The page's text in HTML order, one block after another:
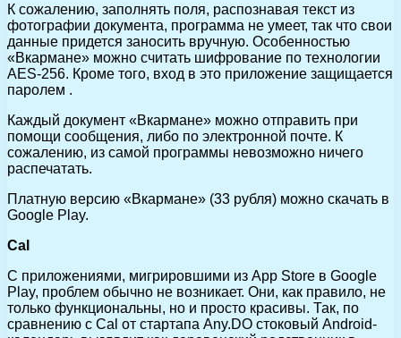
К сожалению, заполнять поля, распознавая текст из
фотографии документа, программа не умеет, так что свои
данные придется заносить вручную. Особенностью
«Вкармане» можно считать шифрование по технологии
AES-256. Кроме того, вход в это приложение защищается
паролем .
Каждый документ «Вкармане» можно отправить при
помощи сообщения, либо по электронной почте. К
сожалению, из самой программы невозможно ничего
распечатать.
Платную версию «Вкармане» (33 рубля) можно скачать в
Google Play.
Cal
С приложениями, мигрировшими из App Store в Google
Play, проблем обычно не возникает. Они, как правило, не
только функциональны, но и просто красивы. Так, по
сравнению с Cal от стартапа Any.DO стоковый Android-